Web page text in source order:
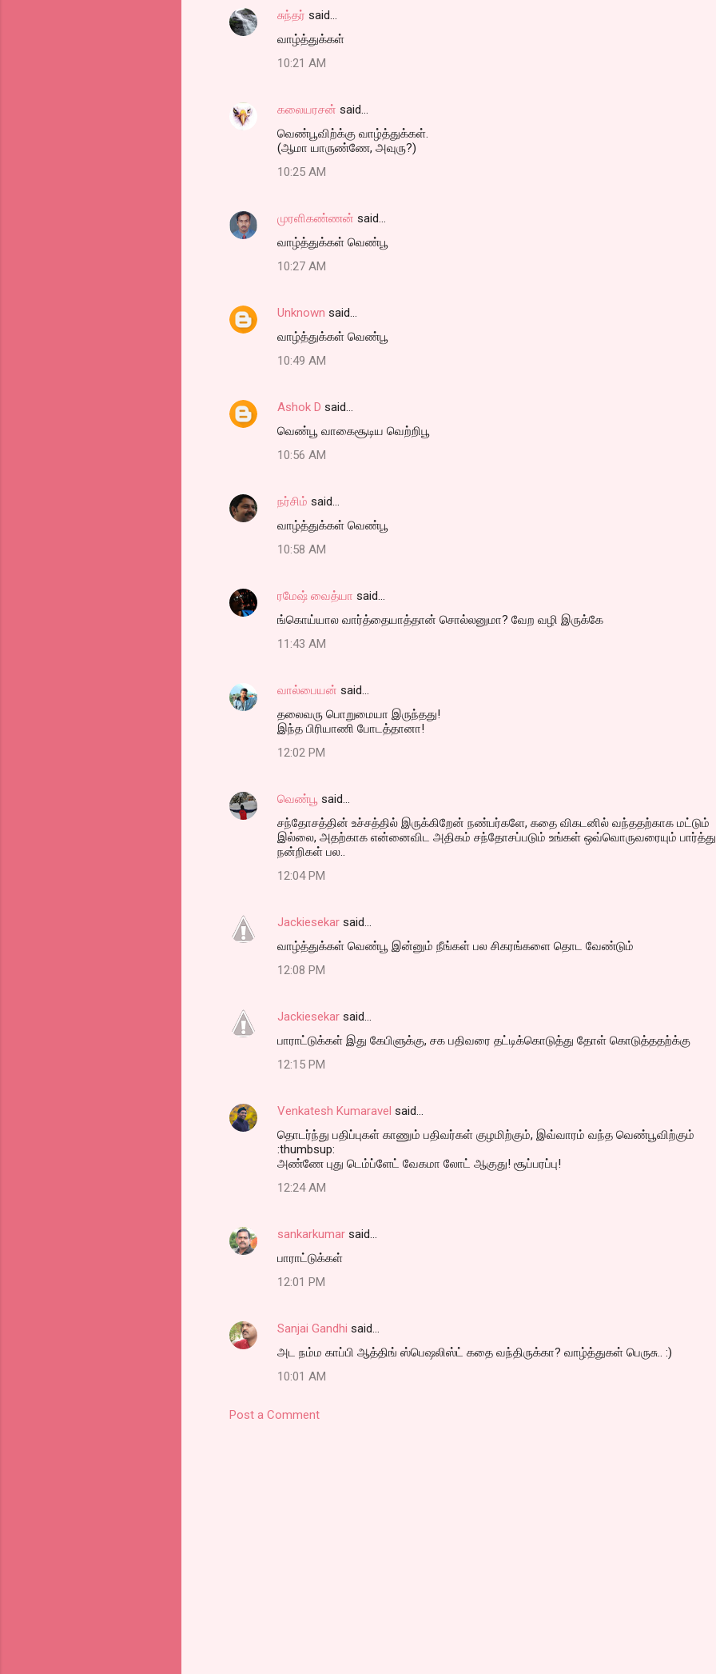
சுந்தர் said…
வாழ்த்துக்கள்
10:21 AM
கலையரசன் said…
வெண்பூவிற்க்கு வாழ்த்துக்கள்.
(ஆமா யாருண்ணே, அவுரு?)
10:25 AM
முரளிகண்ணன் said…
வாழ்த்துக்கள் வெண்பூ
10:27 AM
Unknown said…
வாழ்த்துக்கள் வெண்பூ
10:49 AM
Ashok D said…
வெண்பூ வாகைசூடிய வெற்றிபூ
10:56 AM
நர்சிம் said…
வாழ்த்துக்கள் வெண்பூ
10:58 AM
ரமேஷ் வைத்யா said…
ங்கொய்யால வார்த்தையாத்தான் சொல்லனுமா? வேற வழி இருக்கே
11:43 AM
வால்பையன் said…
தலைவரு பொறுமையா இருந்தது!
இந்த பிரியாணி போடத்தானா!
12:02 PM
வெண்பூ said…
சந்தோசத்தின் உச்சத்தில் இருக்கிறேன் நண்பர்களே, கதை விகடனில் வந்ததற்காக மட்டும்
இல்லை, அதற்காக என்னைவிட அதிகம் சந்தோசப்படும் உங்கள் ஒவ்வொருவரையும்
நன்றிகள் பல..
12:04 PM
Jackiesekar said…
வாழ்த்துக்கள் வெண்பூ இன்னும் நீங்கள் பல சிகரங்களை தொட வேண்டும்
12:08 PM
Jackiesekar said…
பாராட்டுக்கள் இது கேபிளுக்கு, சக பதிவரை தட்டிக்கொடுத்து தோள் கொடுத்ததற்க்கு
12:15 PM
Venkatesh Kumaravel said…
தொடர்ந்து பதிப்புகள் காணும் பதிவர்கள் குழமிற்கும், இவ்வாரம் வந்த வெண்பூவிற்கும்
:thumbsup:
அண்ணே புது டெம்ப்ளேட் வேகமா லோட் ஆகுது! சூப்பரப்பு!
12:24 AM
sankarkumar said…
பாராட்டுக்கள்
12:01 PM
Sanjai Gandhi said…
அட நம்ம காப்பி ஆத்திங் ஸ்பெஷலிஸ்ட் கதை வந்திருக்கா? வாழ்த்துகள் பெருசு.. :)
10:01 AM
Post a Comment